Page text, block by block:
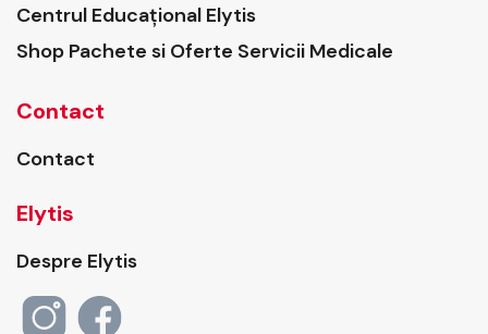
Centrul Educațional Elytis
Shop Pachete si Oferte Servicii Medicale
Contact
Contact
Elytis
Despre Elytis